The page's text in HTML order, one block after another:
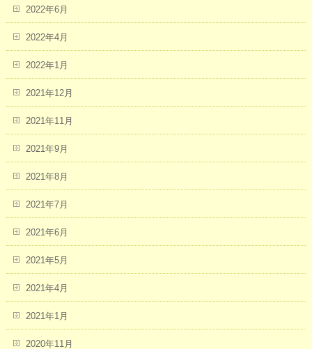
2022年6月
2022年4月
2022年1月
2021年12月
2021年11月
2021年9月
2021年8月
2021年7月
2021年6月
2021年5月
2021年4月
2021年1月
2020年11月